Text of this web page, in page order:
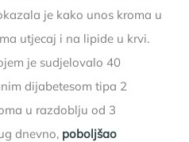
je kako unos kroma u
utjecaj i na lipide u krvi.
je sudjelovalo 40
dijabetesom tipa 2
u razdoblju od 3
dnevno, poboljšao